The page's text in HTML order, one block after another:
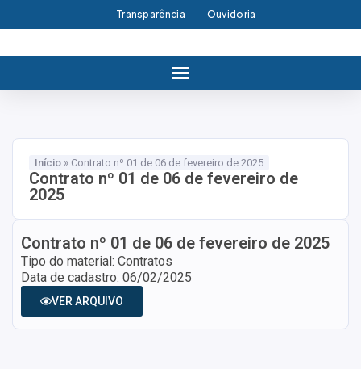
Transparência Ouvidoria
Início » Contrato nº 01 de 06 de fevereiro de 2025
Contrato nº 01 de 06 de fevereiro de
2025
Contrato nº 01 de 06 de fevereiro de 2025
Tipo do material: Contratos
Data de cadastro: 06/02/2025
VER ARQUIVO